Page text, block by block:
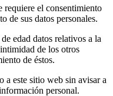
requiere el consentimiento
de sus datos personales.
edad datos relativos a la
de los otros
de éstos.
a este sitio web sin avisar a
personal.